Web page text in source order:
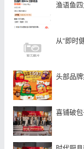
渔语鱼
从“即时
头部品牌
喜铺破